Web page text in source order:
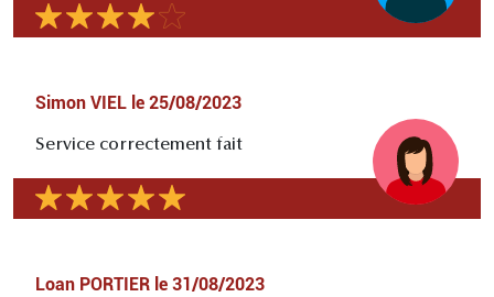
Simon VIEL le 25/08/2023
Service correctement fait
Loan PORTIER le 31/08/2023